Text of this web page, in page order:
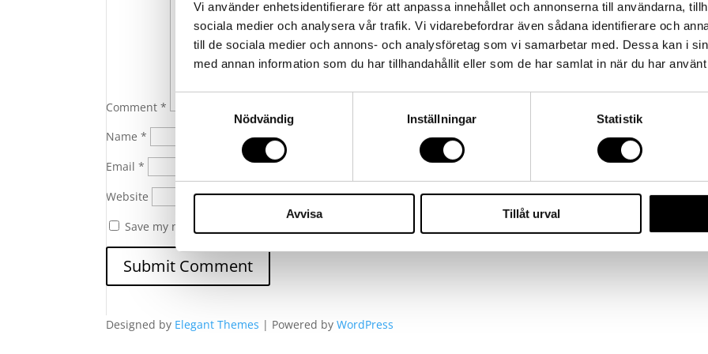
Vi använder enhetsidentifierare för att anpassa innehållet och annonserna till användarna,
sociala medier och analysera vår trafik. Vi vidarebefordrar även sådana identifierare och
till de sociala medier och annons- och analysföretag som vi samarbetar med. Dessa kan i
med annan information som du har tillhandahållit eller som de har samlat in när du har
Nödvändig
Inställningar Statistik
Avvisa Tillåt urval
Comment*
Name*
Email*
Website
Save my name, email, and website in this browser for the next time I comment.
Designed by Elegant Themes | Powered byWordPress